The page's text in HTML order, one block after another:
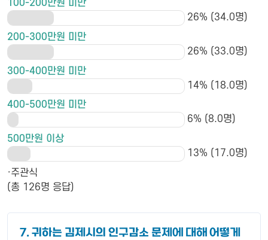
100-200만원 미만
26% (34.0명)
200-300만원 미만
26% (33.0명)
300-400만원 미만
14% (18.0명)
400-500만원 미만
6% (8.0명)
500만원 이상
13% (17.0명)
·주관식
(총 126명 응답)
7. 귀하는 김제시의 인구감소 문제에 대해 어떻게